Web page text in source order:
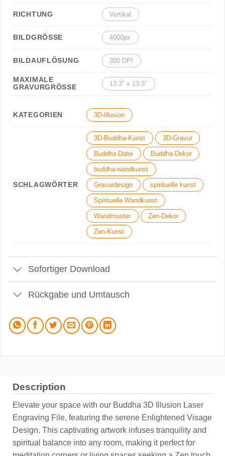
RICHTUNG Vertikal
BILDGRÖSSE 4000px
BILDAUFLÖSUNG 300 DPI
MAXIMALE
GRAVURGRÖSSE
13.3″ x 13.3″
KATEGORIEN 3D-Illusion
SCHLAGWÖRTER
3D-Buddha-Kunst 3D-Gravur
Buddha-Datei Buddha-Dekor
buddha-wandkunst
Gravurdesign spirituelle kunst
Spirituelle Wandkunst
Wandmuster Zen-Dekor
Zen-Kunst
Sofortiger Download
Rückgabe und Umtausch
Description
Elevate your space with our Buddha 3D Illusion Laser
Engraving File, featuring the serene Enlightened Visage
Design. This captivating artwork infuses tranquility and
spiritual balance into any room, making it perfect for